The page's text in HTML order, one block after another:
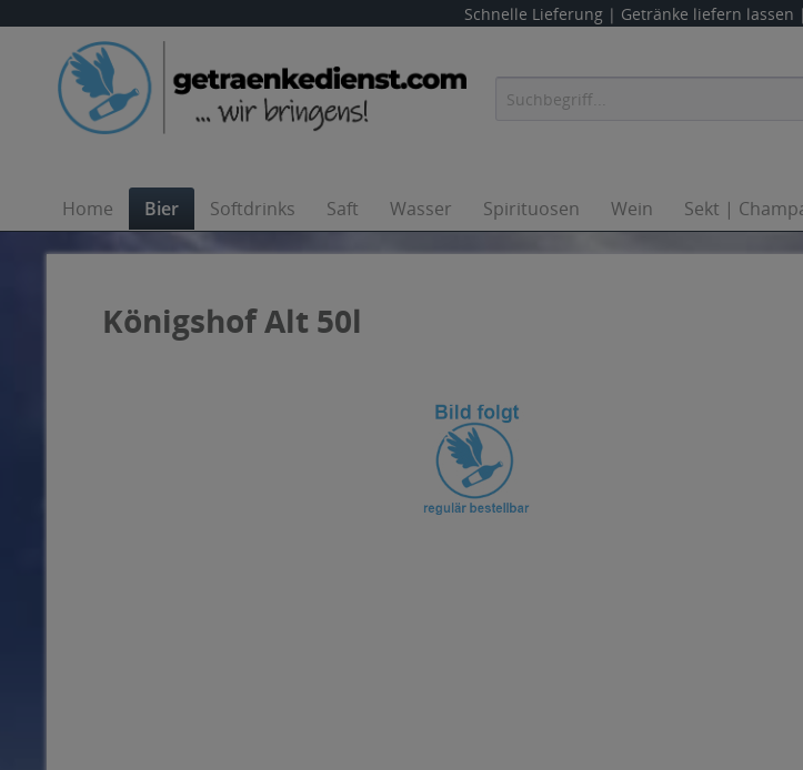
Schnelle Lieferung | Getränke liefern lassen
Home Bier Softdrinks Saft Wasser Spirituosen Wein Sekt |
Königshof Alt 50l